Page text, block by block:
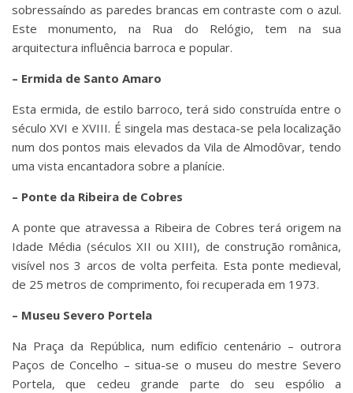
sobressaíndo as paredes brancas em contraste com o azul.
Este monumento, na Rua do Relógio, tem na sua
arquitectura influência barroca e popular.
– Ermida de Santo Amaro
Esta ermida, de estilo barroco, terá sido construída entre o
século XVI e XVIII. É singela mas destaca-se pela localização
num dos pontos mais elevados da Vila de Almodôvar, tendo
uma vista encantadora sobre a planície.
– Ponte da Ribeira de Cobres
A ponte que atravessa a Ribeira de Cobres terá origem na
Idade Média (séculos XII ou XIII), de construção românica,
visível nos 3 arcos de volta perfeita. Esta ponte medieval,
de 25 metros de comprimento, foi recuperada em 1973.
– Museu Severo Portela
Na Praça da República, num edifício centenário – outrora
Paços de Concelho – situa-se o museu do mestre Severo
Portela, que cedeu grande parte do seu espólio a